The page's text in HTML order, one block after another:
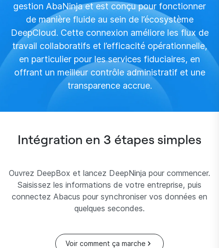
gestion AbaNinja et est conçu pour fonctionner
de manière fluide au sein de l’écosystème
DeepCloud. Cette connexion améliore les flux de
travail collaboratifs et l’efficacité opérationnelle,
en particulier pour les services fiduciaires, en
offrant un meilleur contrôle administratif et une
transparence accrue.
Intégration en 3 étapes simples
Ouvrez DeepBox et lancez DeepNinja pour commencer.
Saisissez les informations de votre entreprise, puis
connectez Abacus pour synchroniser vos données en
quelques secondes.
Voir comment ça marche